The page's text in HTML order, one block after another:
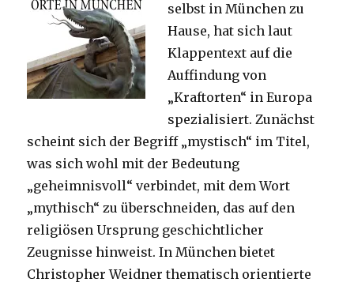
selbst in München zu
Hause, hat sich laut
Klappentext auf die
Auffindung von
„Kraftorten“ in Europa
spezialisiert. Zunächst
scheint sich der Begriff „mystisch“ im Titel,
was sich wohl mit der Bedeutung
„geheimnisvoll“ verbindet, mit dem Wort
„mythisch“ zu überschneiden, das auf den
religiösen Ursprung geschichtlicher
Zeugnisse hinweist. In München bietet
Christopher Weidner thematisch orientierte